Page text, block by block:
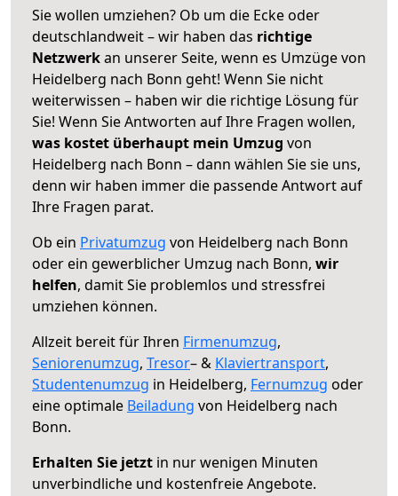
Sie wollen umziehen? Ob um die Ecke oder
deutschlandweit – wir haben das richtige
Netzwerkan unserer Seite, wenn es Umzüge von
Heidelberg nach Bonn geht! Wenn Sie nicht
weiterwissen – haben wir die richtige Lösung für
Sie! Wenn Sie Antworten auf Ihre Fragen wollen,
was kostet überhaupt mein Umzug von
Heidelberg nach Bonn – dann wählen Sie sie uns,
denn wir haben immer die passende Antwort auf
Ihre Fragen parat.
Ob ein Privatumzug von Heidelberg nach Bonn
oder ein gewerblicher Umzug nach Bonn, wir
helfen, damit Sie problemlos und stressfrei
umziehen können.
Allzeit bereit für Ihren Firmenumzug,
Seniorenumzug, Tresor– & Klaviertransport,
Studentenumzug in Heidelberg, Fernumzug oder
eine optimale Beiladung von Heidelberg nach
Bonn.
Erhalten Sie jetzt in nur wenigen Minuten
unverbindliche und kostenfreie Angebote.